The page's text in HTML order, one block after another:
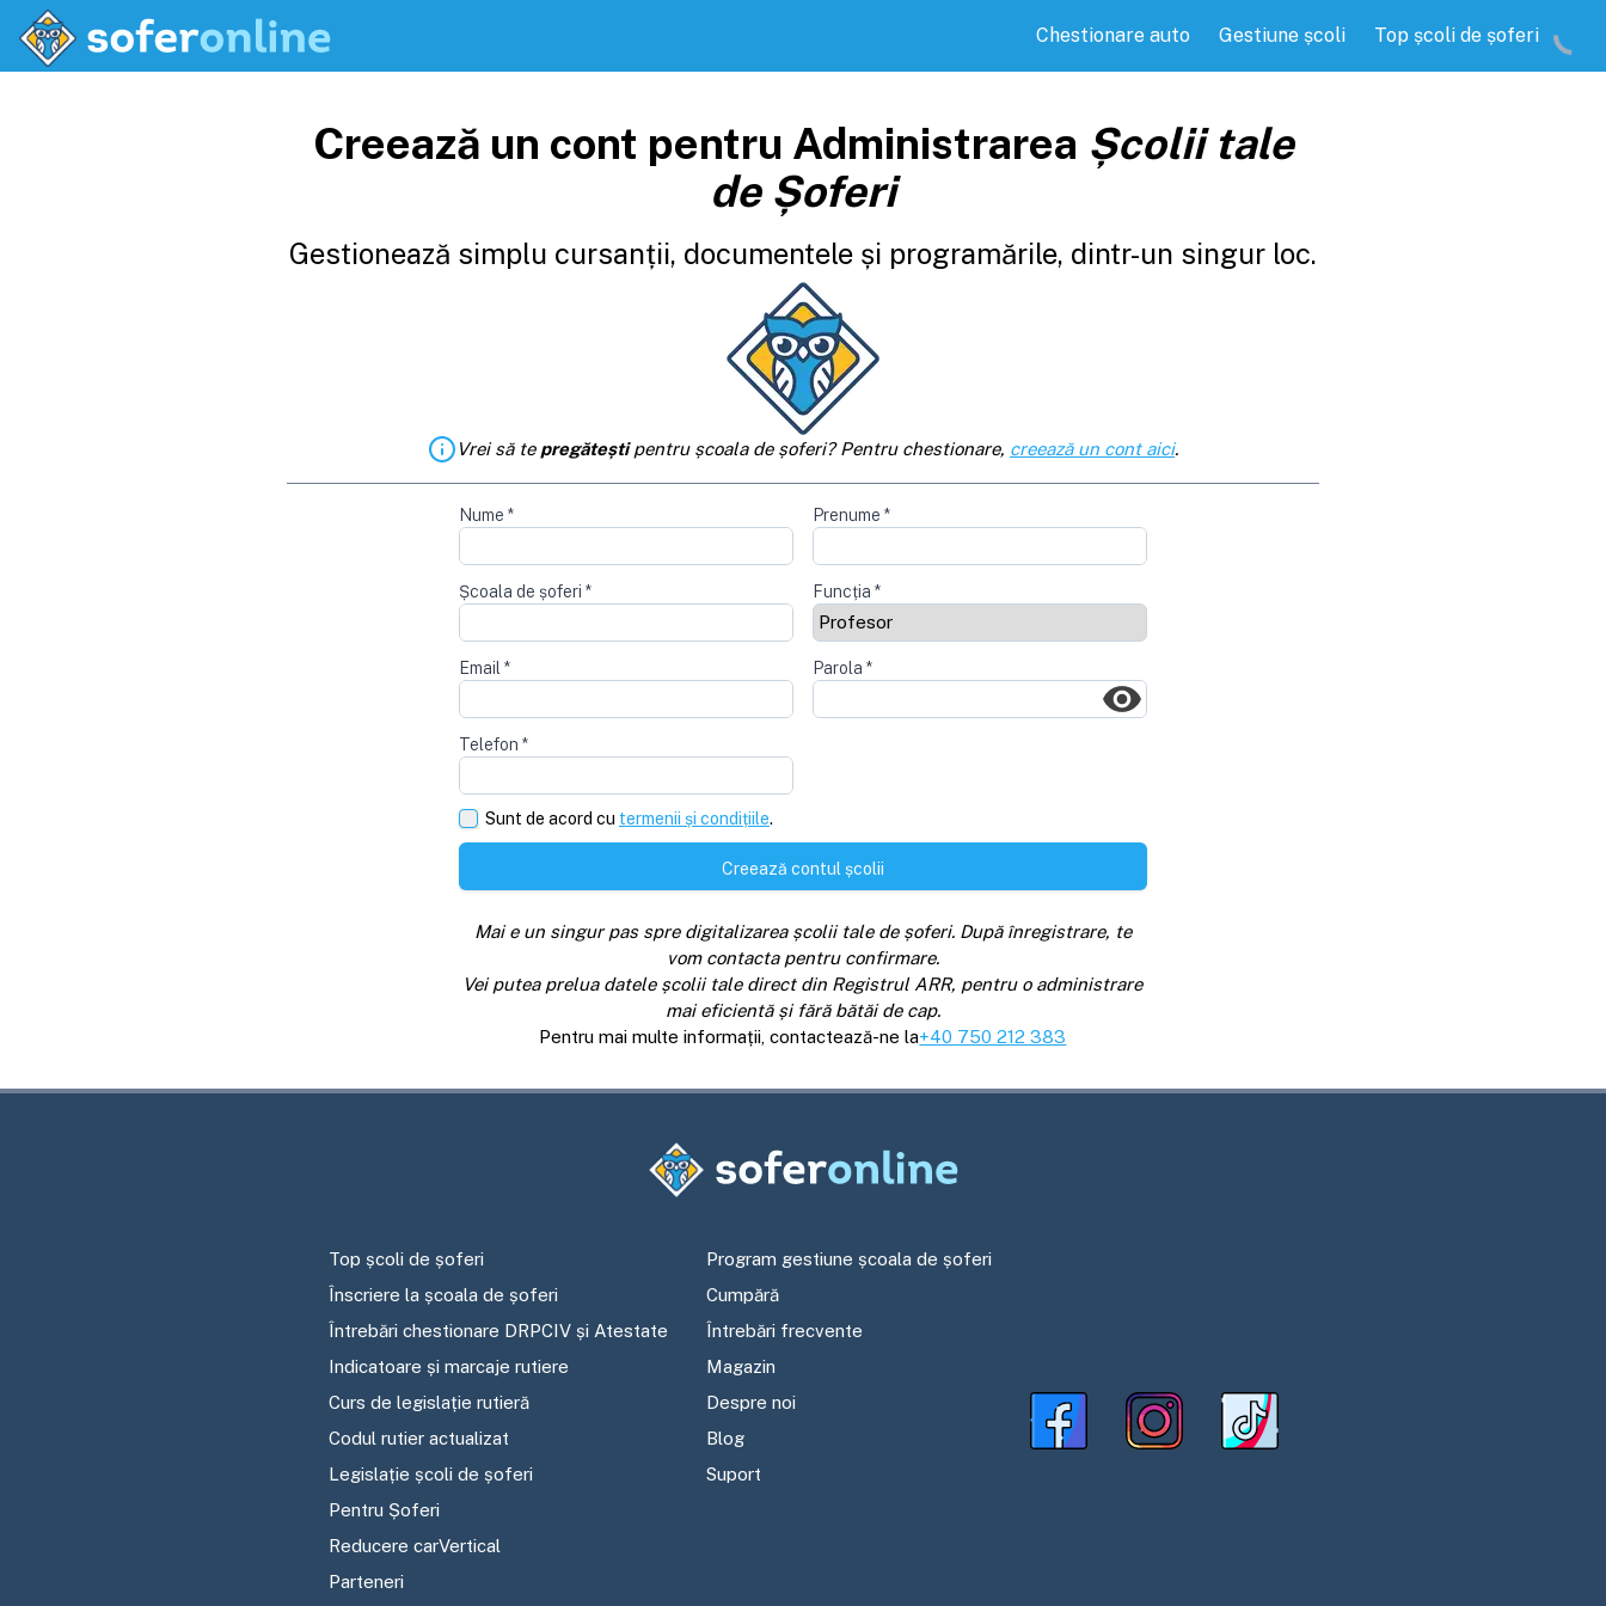
Chestionare auto Gestiune școli Top școli de șoferi
Creează un cont pentru Administrarea Școlii tale
de Șoferi
Gestionează simplu cursanții, documentele și programările, dintr-un singur loc.
Vrei să te pregăteștipentru școala de șoferi? Pentru chestionare, creează un cont aici.
Nume * Prenume *
Școala de șoferi * Funcția *
Email * Parola *
Telefon *
Sunt de acord cu termenii și condițiile.
Creează contul școlii
Mai e un singur pas spre digitalizarea școlii tale de șoferi. După înregistrare, te
vom contacta pentru confirmare.
Vei putea prelua datele școlii tale direct din Registrul ARR, pentru o administrare
mai eficientă și fără bătăi de cap.
Pentru mai multe informații, contactează-ne la+40 750 212 383
Top școli de șoferi
Înscriere la școala de șoferi
Întrebări chestionare DRPCIV și Atestate
Indicatoare și marcaje rutiere
Curs de legislație rutieră
Codul rutier actualizat
Legislație școli de șoferi
Pentru Șoferi
Reducere carVertical
Parteneri
Program gestiune școala de șoferi
Cumpără
Întrebări frecvente
Magazin
Despre noi
Blog
Suport